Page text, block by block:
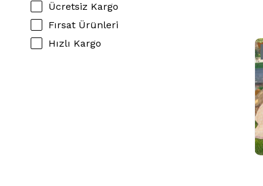
YEŞİL
Ücretsiz Kargo
Fırsat Ürünleri
Hızlı Kargo